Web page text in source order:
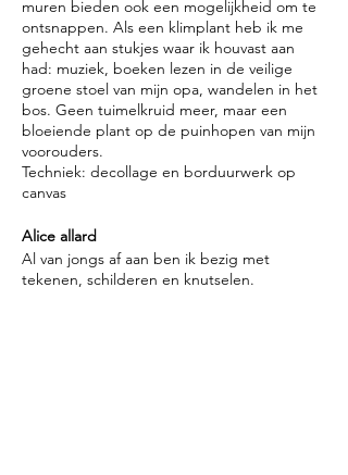
muren bieden ook een mogelijkheid om te
ontsnappen. Als een klimplant heb ik me
gehecht aan stukjes waar ik houvast aan
had: muziek, boeken lezen in de veilige
groene stoel van mijn opa, wandelen in het
bos. Geen tuimelkruid meer, maar een
bloeiende plant op de puinhopen van mijn
voorouders.
Techniek: decollage en borduurwerk op
canvas
Alice allard
Al van jongs af aan ben ik bezig met
tekenen, schilderen en knutselen.